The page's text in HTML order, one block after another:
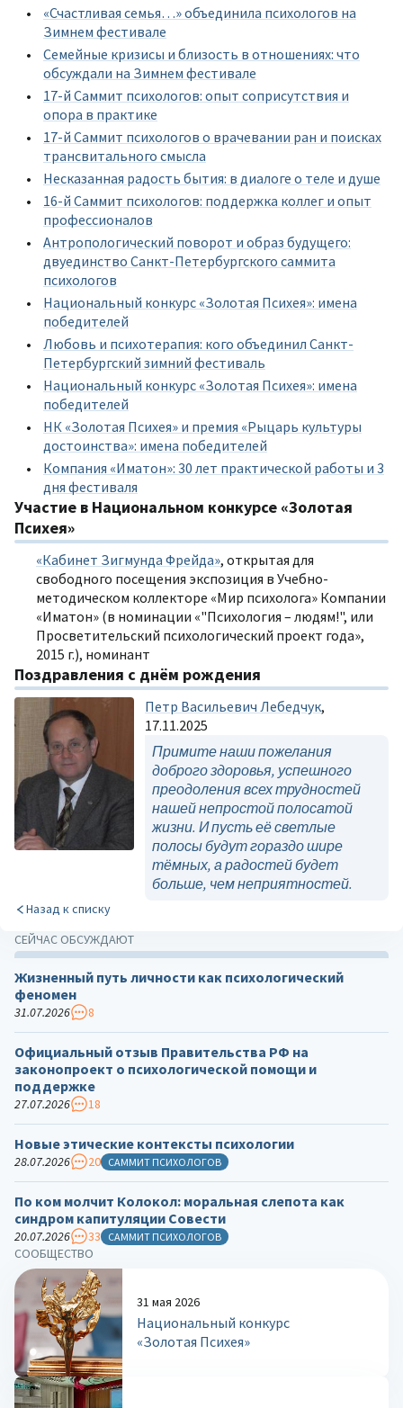
«Счастливая семья…» объединила психологов на
Зимнем фестивале
Семейные кризисы и близость в отношениях: что
обсуждали на Зимнем фестивале
17-й Саммит психологов: опыт соприсутствия и
опора в практике
17-й Саммит психологов о врачевании ран и поисках
трансвитального смысла
Несказанная радость бытия: в диалоге о теле и душе
16-й Саммит психологов: поддержка коллег и опыт
профессионалов
Антропологический поворот и образ будущего:
двуединство Санкт-Петербургского саммита
психологов
Национальный конкурс «Золотая Психея»: имена
победителей
Любовь и психотерапия: кого объединил Санкт-
Петербургский зимний фестиваль
Национальный конкурс «Золотая Психея»: имена
победителей
НК «Золотая Психея» и премия «Рыцарь культуры
достоинства»: имена победителей
Компания «Иматон»: 30 лет практической работы и 3
дня фестиваля
Участие в Национальном конкурсе «Золотая
Психея»
«Кабинет Зигмунда Фрейда», открытая для
свободного посещения экспозиция в Учебно-
методическом коллекторе «Мир психолога» Компании
«Иматон» (в номинации «"Психология – людям!", или
Просветительский психологический проект года»,
2015 г.), номинант
Поздравления с днём рождения
Петр Васильевич Лебедчук,
17.11.2025
Примите наши пожелания
доброго здоровья, успешного
преодоления всех трудностей
нашей непростой полосатой
жизни. И пусть её светлые
полосы будут гораздо шире
тёмных, а радостей будет
больше, чем неприятностей.
Назад к списку
СООБЩЕСТВО
31 мая 2026
Национальный конкурс
«Золотая Психея»
СЕЙЧАС ОБСУЖДАЮТ
Жизненный путь личности как психологический
феномен
31.07.2026 8
Официальный отзыв Правительства РФ на
законопроект о психологической помощи и
поддержке
27.07.2026 18
Новые этические контексты психологии
28.07.2026 20 САММИТ ПСИХОЛОГОВ
По ком молчит Колокол: моральная слепота как
синдром капитуляции Совести
20.07.2026 33 САММИТ ПСИХОЛОГОВ